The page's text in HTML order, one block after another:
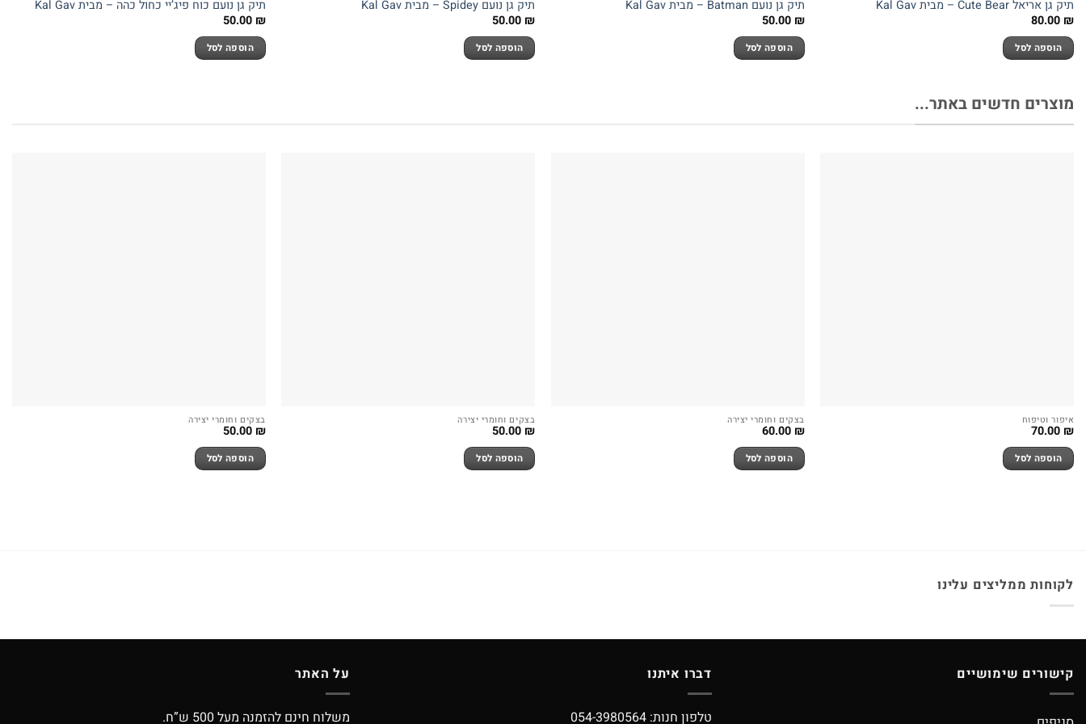
תיק גן אריאל Cute Bear – מבית Kal Gav
80.00 ₪
הוספה לסל
תיק גן נועם Batman – מבית Kal Gav
50.00 ₪
הוספה לסל
תיק גן נועם Spidey – מבית Kal Gav
50.00 ₪
הוספה לסל
תיק גן נועם כוח פיג’יי כחול כהה – מבית Kal Gav
50.00 ₪
הוספה לסל
מוצרים חדשים באתר...
איפור וטיפוח
70.00 ₪
הוספה לסל
בצקים וחומרי יצירה
60.00 ₪
הוספה לסל
בצקים וחומרי יצירה
50.00 ₪
הוספה לסל
בצקים וחומרי יצירה
50.00 ₪
הוספה לסל
לקוחות ממליצים עלינו
קישורים שימושיים דברו איתנו
טלפון חנות: 054-3980564
על האתר
משלוח חינם להזמנה מעל 500 ש”ח.